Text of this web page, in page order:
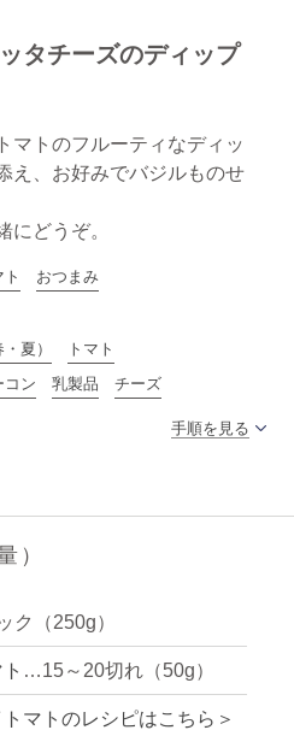
タチーズのディップ
マトのフルーティなディッ
え、お好みでバジルものせ
にどうぞ。
おつまみ
夏）
トマト
コン
乳製品 チーズ
手順を見る
）
ク（250g）
…15～20切れ（50g）
マトのレシピはこちら＞